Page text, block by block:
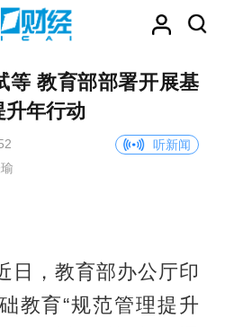
等 教育部部署开展基
升年行动
听新闻
日，教育部办公厅印
教育“规范管理提升